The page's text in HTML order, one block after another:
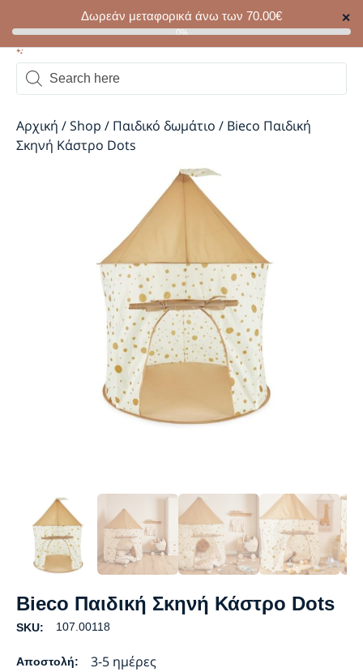
Δωρεάν μεταφορικά άνω των 70.00€ ✕
0%
Αρχική /Shop / Παιδικό δωμάτιο / Bieco Παιδική
Σκηνή Κάστρο Dots
Bieco Παιδική Σκηνή Κάστρο Dots
SKU: 107.00118
Αποστολή: 3-5 ημέρες